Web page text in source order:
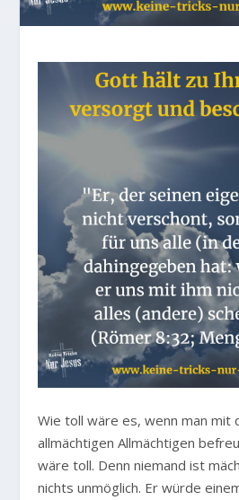
Wie toll wäre es, wenn man mit
allmächtigen Allmächtigen
wäre toll. Denn niemand ist
nichts unmöglich. Er würde